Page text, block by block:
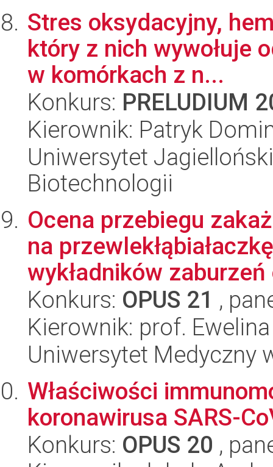
Stres oksydacyjny,
który z nich wywołuje
w komórkach z n...
Konkurs: PRELUDIUM
Kierownik: Patryk
Uniwersytet
Biotechnologii
Ocena przebiegu
na
wykładników zaburzeń
Konkurs: OPUS 21 ,
Kierownik: prof.
Uniwersytet Medyczny
Właściwości
koronawirusa SARS-
Konkurs: OPUS 20 ,